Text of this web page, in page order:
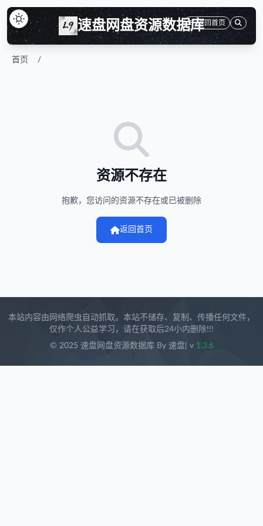
速盘网盘资源数据库返回首页
首页 /
资源不存在
抱歉，您访问的资源不存在或已被删除
返回首页
本站内容由网络爬虫自动抓取。本站不储存、复制、传播任何文件，
仅作个人公益学习，请在获取后24小内删除!!!
© 2025 速盘网盘资源数据库 By 速盘| v 1.3.6